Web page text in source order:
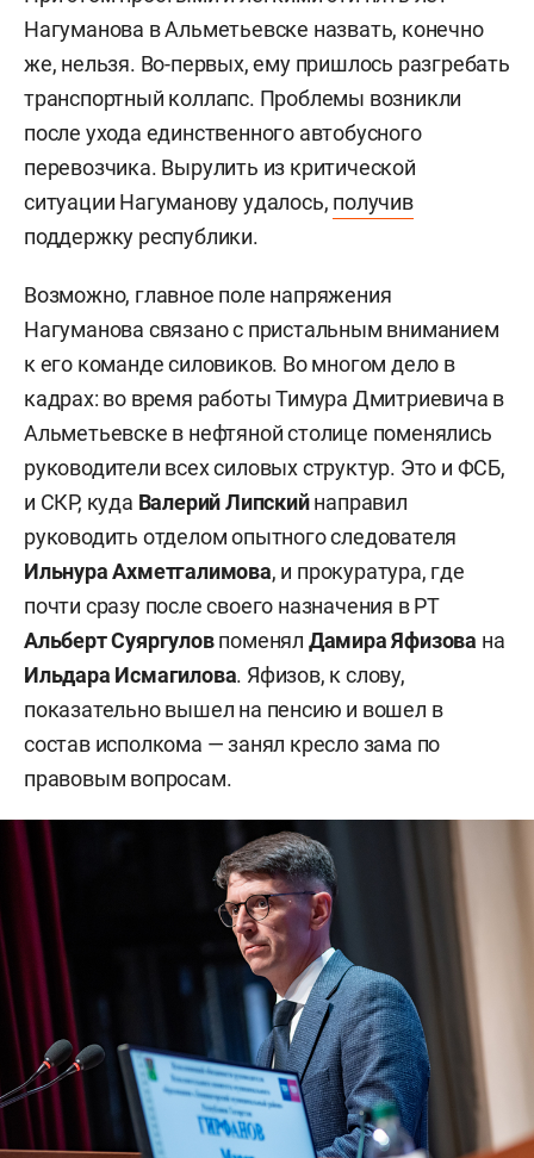
Нагуманова в Альметьевске назвать, конечно
же, нельзя. Во-первых, ему пришлось разгребать
транспортный коллапс. Проблемы возникли
после ухода единственного автобусного
перевозчика. Вырулить из критической
ситуации Нагуманову удалось, получив
поддержку республики.
Возможно, главное поле напряжения
Нагуманова связано с пристальным вниманием
к его команде силовиков. Во многом дело в
кадрах: во время работы Тимура Дмитриевича в
Альметьевске в нефтяной столице поменялись
руководители всех силовых структур. Это и ФСБ,
и СКР, куда Валерий Липскийнаправил
руководить отделом опытного следователя
Ильнура Ахметгалимова, и прокуратура, где
почти сразу после своего назначения в РТ
Альберт Суяргуловпоменял Дамира Яфизова на
Ильдара Исмагилова. Яфизов, к слову,
показательно вышел на пенсию и вошел в
состав исполкома — занял кресло зама по
правовым вопросам.